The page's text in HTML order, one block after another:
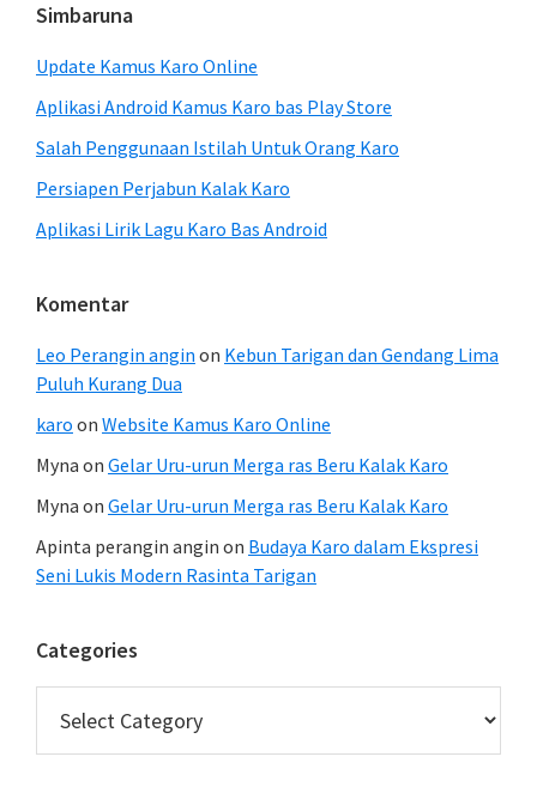
Simbaruna
Update Kamus Karo Online
Aplikasi Android Kamus Karo bas Play Store
Salah Penggunaan Istilah Untuk Orang Karo
Persiapen Perjabun Kalak Karo
Aplikasi Lirik Lagu Karo Bas Android
Komentar
Leo Perangin angin on Kebun Tarigan dan Gendang Lima
Puluh Kurang Dua
karo on Website Kamus Karo Online
Myna on Gelar Uru-urun Merga ras Beru Kalak Karo
Myna on Gelar Uru-urun Merga ras Beru Kalak Karo
Apinta perangin angin on Budaya Karo dalam Ekspresi
Seni Lukis Modern Rasinta Tarigan
Categories